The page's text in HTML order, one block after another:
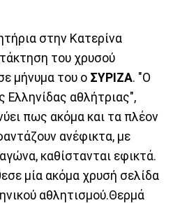
στην Κατερίνα
του χρυσού
μήνυμα του ο ΣΥΡΙΖΑ. "Ο
Ελληνίδας αθλήτριας",
πως ακόμα και τα πλέον
ανέφικτα, με
καθίστανται εφικτά.
μία ακόμα χρυσή σελίδα
αθλητισμού.Θερμά